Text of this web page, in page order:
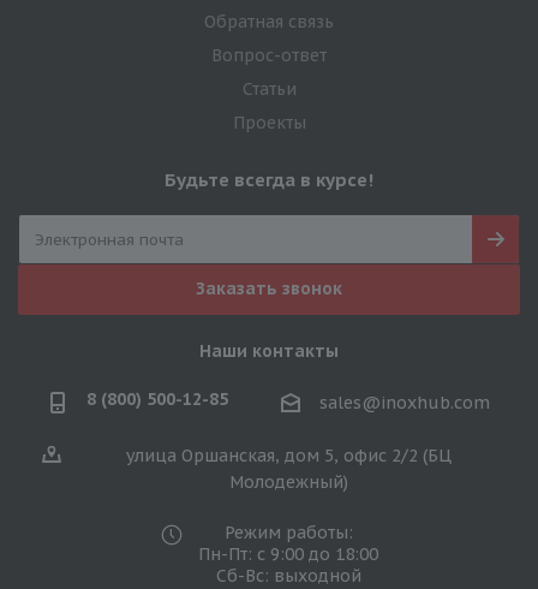
Обратная связь
Вопрос-ответ
Статьи
Проекты
Будьте всегда в курсе!
Заказать звонок
Наши контакты
8 (800) 500-12-85 sales@inoxhub.com
улица Оршанская, дом 5, офис 2/2 (БЦ
Молодежный)
Режим работы:
Пн-Пт: с 9:00 до 18:00
Сб-Вс: выходной